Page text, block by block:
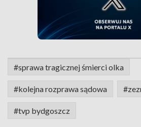
#sprawa tragicznej śmierci olka
#kolejna rozprawa sądowa
#tvp bydgoszcz